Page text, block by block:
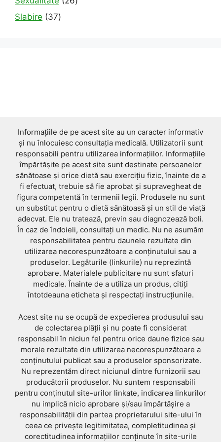
Slabire 3737
Informațiile de pe acest site au un caracter informativ
și nu înlocuiesc consultația medicală. Utilizatorii sunt
responsabili pentru utilizarea informațiilor. Informațiile
împărtășite pe acest site sunt destinate persoanelor
sănătoase și orice dietă sau exercițiu fizic, înainte de a
fi efectuat, trebuie să fie aprobat și supravegheat de
figura competentă în termenii legii. Produsele nu sunt
un substitut pentru o dietă sănătoasă și un stil de viață
adecvat. Ele nu tratează, previn sau diagnozează boli.
În caz de îndoieli, consultați un medic. Nu ne asumăm
responsabilitatea pentru daunele rezultate din
utilizarea necorespunzătoare a conținutului sau a
produselor. Legăturile (linkurile) nu reprezintă
aprobare. Materialele publicitare nu sunt sfaturi
medicale. Înainte de a utiliza un produs, citiți
întotdeauna eticheta și respectați instrucțiunile.
Acest site nu se ocupă de expedierea produsului sau
de colectarea plății și nu poate fi considerat
responsabil în niciun fel pentru orice daune fizice sau
morale rezultate din utilizarea necorespunzătoare a
conținutului publicat sau a produselor sponsorizate.
Nu reprezentăm direct niciunul dintre furnizorii sau
producătorii produselor. Nu suntem responsabili
pentru conținutul site-urilor linkate, indicarea linkurilor
nu implică nicio aprobare și/sau împărtășire a
responsabilității din partea proprietarului site-ului în
ceea ce privește legitimitatea, completitudinea și
corectitudinea informațiilor conținute în site-urile